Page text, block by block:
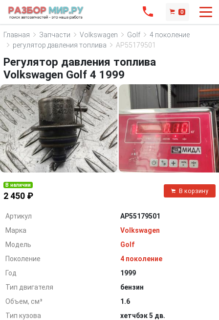
0
Главная Запчасти Volkswagen Golf
4 поколение
регулятор давления топлива
AP55179501
Регулятор давления топлива
Volkswagen Golf 4 1999
В наличии
2 450 ₽
В корзину
Артикул
AP55179501
Марка
Volkswagen
Модель
Golf
Поколение
4 поколение
Год
1999
Тип двигателя
бензин
Объем, см³
1.6
Тип кузова
хетчбэк 5 дв.